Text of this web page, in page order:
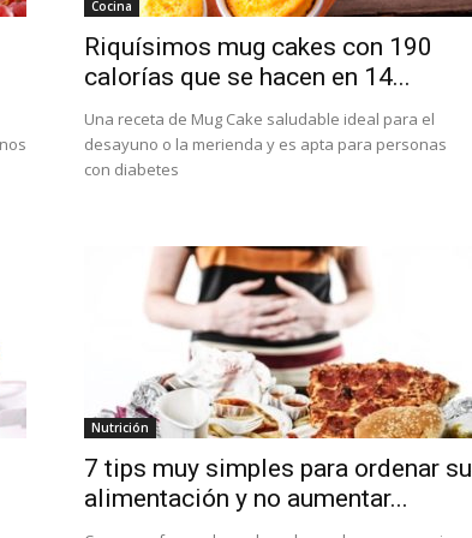
Cocina
Riquísimos mug cakes con 190
calorías que se hacen en 14...
Una receta de Mug Cake saludable ideal para el
desayuno o la merienda y es apta para personas
con diabetes
Nutrición
7 tips muy simples para ordenar su
alimentación y no aumentar...